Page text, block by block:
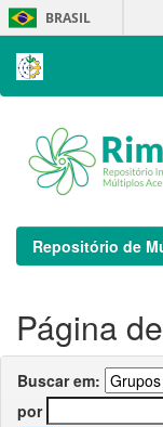
Skip
navigation
BRASIL
Repositório de
Página
Buscar em:
por